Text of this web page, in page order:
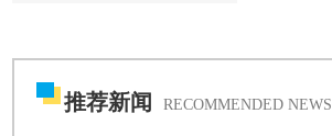
推荐新闻 RECOMMENDED NEWS